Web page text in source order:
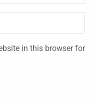
in this browser for